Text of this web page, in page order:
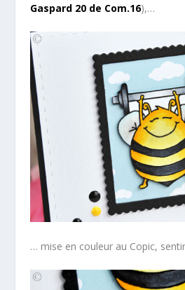
Gaspard 20 de Com.16),…
… mise en couleur au Copic,